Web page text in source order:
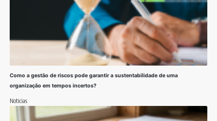
Como a gestão de riscos pode garantir a sustentabilidade de uma
organização em tempos incertos?
Noticias